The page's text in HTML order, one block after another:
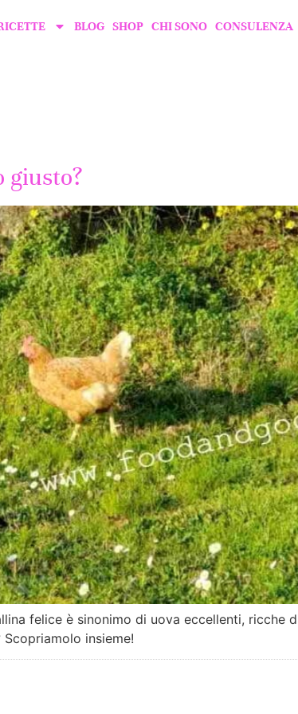
BLOG SHOP CHI SONO CONSULENZA
giusto?
felice è sinonimo di uova eccellenti, ricche
insieme!